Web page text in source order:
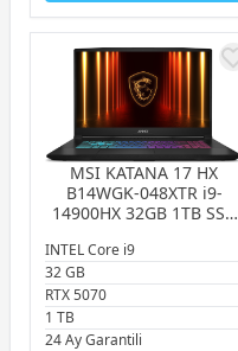
MSI KATANA 17 HX
B14WGK-048XTR i9-
14900HX 32GB 1TB SSD
QHD 240Hz FreeDOS
Gaming Notebook
INTEL Core i9
32 GB
RTX 5070
1 TB
24 Ay Garantili